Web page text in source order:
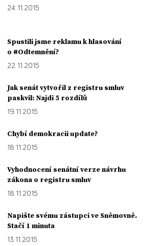
24. 11. 2015
Spustili jsme reklamu k hlasování
o #Odtemnění?
22. 11. 2015
Jak senát vytvořil z registru smluv
paskvil: Najdi 5 rozdílů
19. 11. 2015
Chybí demokracii update?
18. 11. 2015
Vyhodnocení senátní verze návrhu
zákona o registru smluv
18. 11. 2015
Napište svému zástupci ve Sněmovně.
Stačí 1 minuta
13. 11. 2015